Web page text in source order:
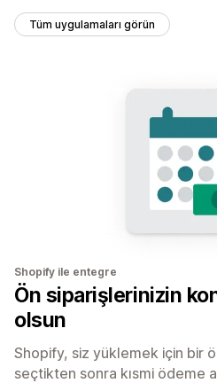
Tüm uygulamaları görün
Shopify ile entegre
Ön siparişlerinizin
olsun
Shopify, siz yüklemek için bir
seçtikten sonra kısmi ödeme